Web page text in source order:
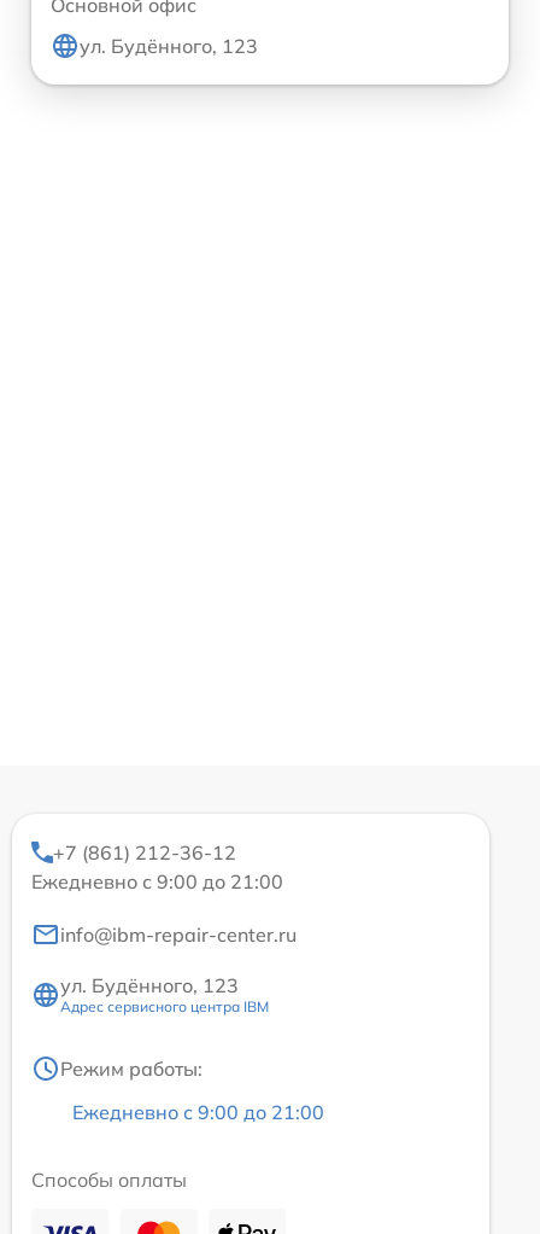
Основной офис
ул. Будённого, 123
+7 (861) 212-36-12
Ежедневно с 9:00 до 21:00
info@ibm-repair-center.ru
ул. Будённого, 123
Адрес сервисного центра IBM
Режим работы:
Ежедневно с 9:00 до 21:00
Способы оплаты